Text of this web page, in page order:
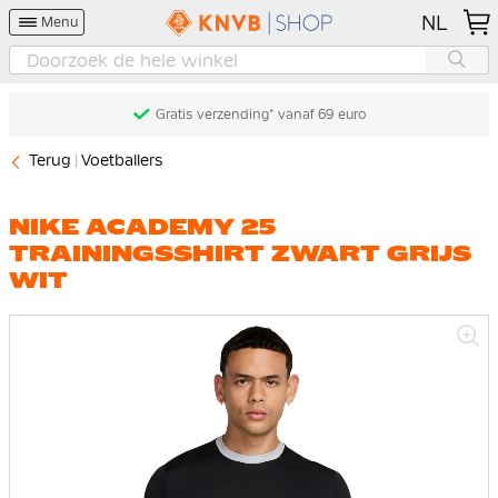
Menu NL
Gratis verzending* vanaf 69 euro
Terug Voetballers
NIKE ACADEMY 25
TRAININGSSHIRT ZWART GRIJS
WIT